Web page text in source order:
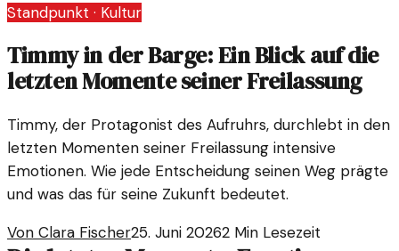
Standpunkt · Kultur
Timmy in der Barge: Ein Blick auf die
letzten Momente seiner Freilassung
Timmy, der Protagonist des Aufruhrs, durchlebt in den
letzten Momenten seiner Freilassung intensive
Emotionen. Wie jede Entscheidung seinen Weg prägte
und was das für seine Zukunft bedeutet.
Von Clara Fischer25. Juni 20262 Min Lesezeit